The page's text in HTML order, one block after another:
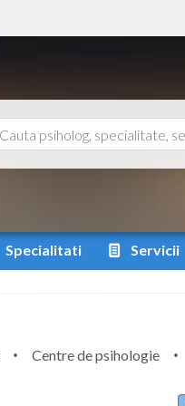
Specialitati Servicii
Centre de psihologie